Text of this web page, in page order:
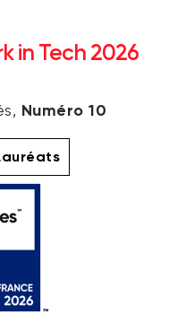
in Tech 2026
Numéro 10